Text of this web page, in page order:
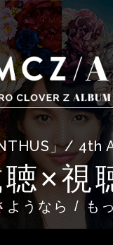
」/ 4th
×視
ようなら / も